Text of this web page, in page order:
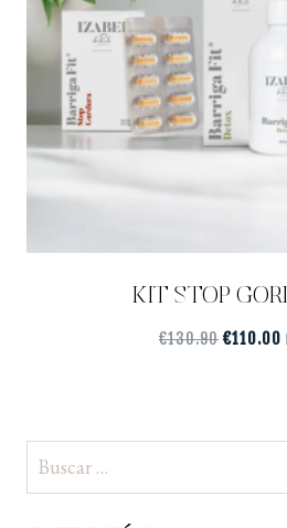
KIT STOP
€130.90 €110.00